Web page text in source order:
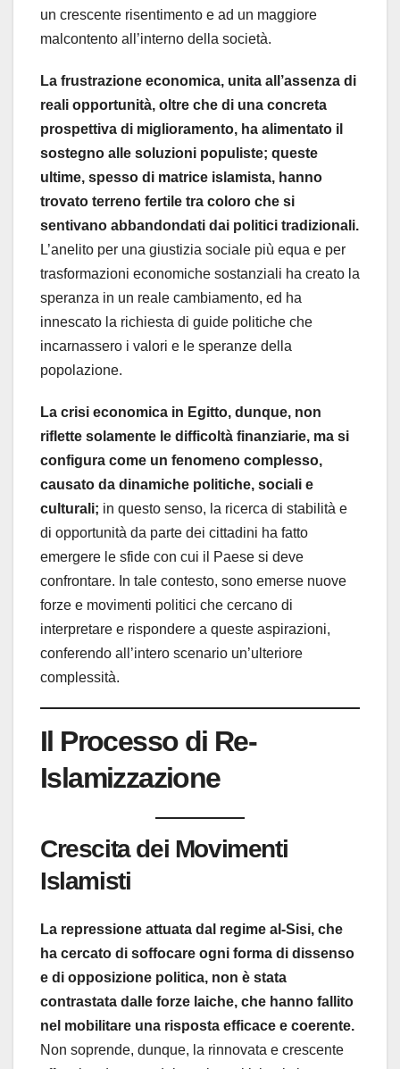
un crescente risentimento e ad un maggiore
malcontento all’interno della società.
La frustrazione economica, unita all’assenza di
reali opportunità, oltre che di una concreta
prospettiva di miglioramento, ha alimentato il
sostegno alle soluzioni populiste; queste
ultime, spesso di matrice islamista, hanno
trovato terreno fertile tra coloro che si
sentivano abbandondati dai politici tradizionali.
L’anelito per una giustizia sociale più equa e per
trasformazioni economiche sostanziali ha creato la
speranza in un reale cambiamento, ed ha
innescato la richiesta di guide politiche che
incarnassero i valori e le speranze della
popolazione.
La crisi economica in Egitto, dunque, non
riflette solamente le difficoltà finanziarie, ma si
configura come un fenomeno complesso,
causato da dinamiche politiche, sociali e
culturali; in questo senso, la ricerca di stabilità e
di opportunità da parte dei cittadini ha fatto
emergere le sfide con cui il Paese si deve
confrontare. In tale contesto, sono emerse nuove
forze e movimenti politici che cercano di
interpretare e rispondere a queste aspirazioni,
conferendo all’intero scenario un’ulteriore
complessità.
Il Processo di Re-
Islamizzazione
Crescita dei Movimenti
Islamisti
La repressione attuata dal regime al-Sisi, che
ha cercato di soffocare ogni forma di dissenso
e di opposizione politica, non è stata
contrastata dalle forze laiche, che hanno fallito
nel mobilitare una risposta efficace e coerente.
Non soprende, dunque, la rinnovata e crescente